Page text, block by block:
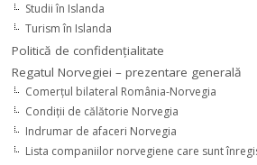
Studii în Islanda
Turism în Islanda
Politică de confidențialitate
Regatul Norvegiei – prezentare generală
Comerţul bilateral România-Norvegia
Condiții de călătorie Norvegia
Indrumar de afaceri Norvegia
Lista companiilor norvegiene care sunt